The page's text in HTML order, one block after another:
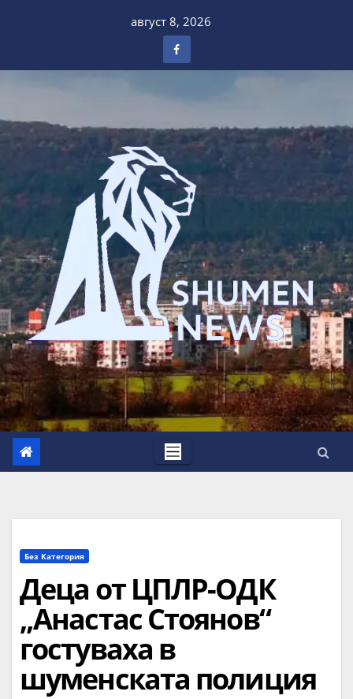
август 8, 2026
Без Категория
Деца от ЦПЛР-ОДК
„Анастас Стоянов“
гостуваха в
шуменската полиция